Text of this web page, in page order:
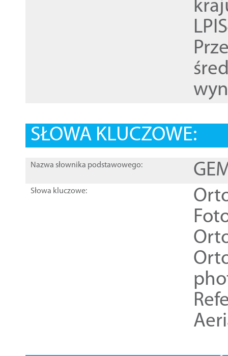
SŁOWA KLUCZOWE:
Nazwa słownika podstawowego:
Słowa kluczowe: